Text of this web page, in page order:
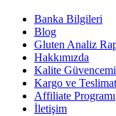
Banka Bilgileri
Blog
Gluten Analiz
Hakkımızda
Kalite
Kargo ve Teslimat
Affiliate Programı
İletişim